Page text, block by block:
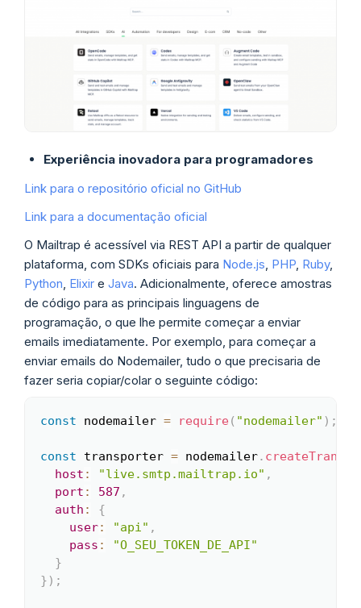
Experiência inovadora para programadores
Link para o repositório oficial no GitHub
Link para a documentação oficial
O Mailtrap é acessível via REST API a partir de qualquer
plataforma, com SDKs oficiais para Node.js, PHP, Ruby,
Python, Elixir e Java. Adicionalmente, oferece amostras
de código para as principais linguagens de
programação, o que lhe permite começar a enviar
emails imediatamente. Por exemplo, para começar a
enviar emails do Nodemailer, tudo o que precisaria de
fazer seria copiar/colar o seguinte código:
const nodemailer = require( "nodemailer" ) ;
const transporter = nodemailer.
host : "live.smtp.mailtrap.io" ,
port : 587 ,
auth :
{
user: "api" ,
pass :
"O_SEU_TOKEN_DE_API"
}
} ) ;
Copy